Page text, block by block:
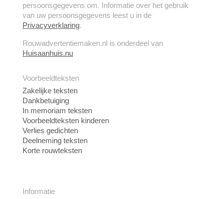
persoonsgegevens om. Informatie over het gebruik
van uw persoonsgegevens leest u in de
Privacyverklaring.
Rouwadvertentiemaken.nl is onderdeel van
Huisaanhuis.nu
Voorbeeldteksten
Zakelijke teksten
Dankbetuiging
In memoriam teksten
Voorbeeldteksten kinderen
Verlies gedichten
Deelneming teksten
Korte rouwteksten
Informatie